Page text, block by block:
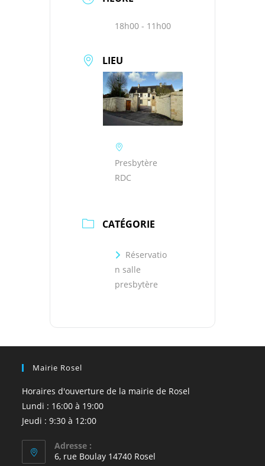
18h00 - 11h00
LIEU
Presbytère
RDC
CATÉGORIE
Réservatio
n salle
presbytère
Mairie Rosel
Horaires d'ouverture de la mairie de Rosel
Lundi : 16:00 à 19:00
Jeudi : 9:30 à 12:00
Adresse :
6, rue Boulay 14740 Rosel